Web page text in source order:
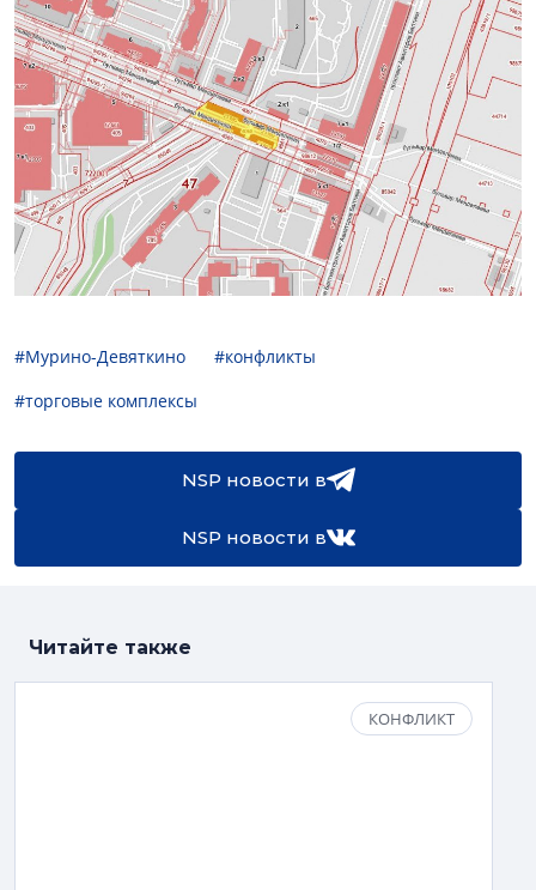
#Мурино-Девяткино
#конфликты
#торговые комплексы
NSP новости в
NSP новости в
Читайте также
КОНФЛИКТ